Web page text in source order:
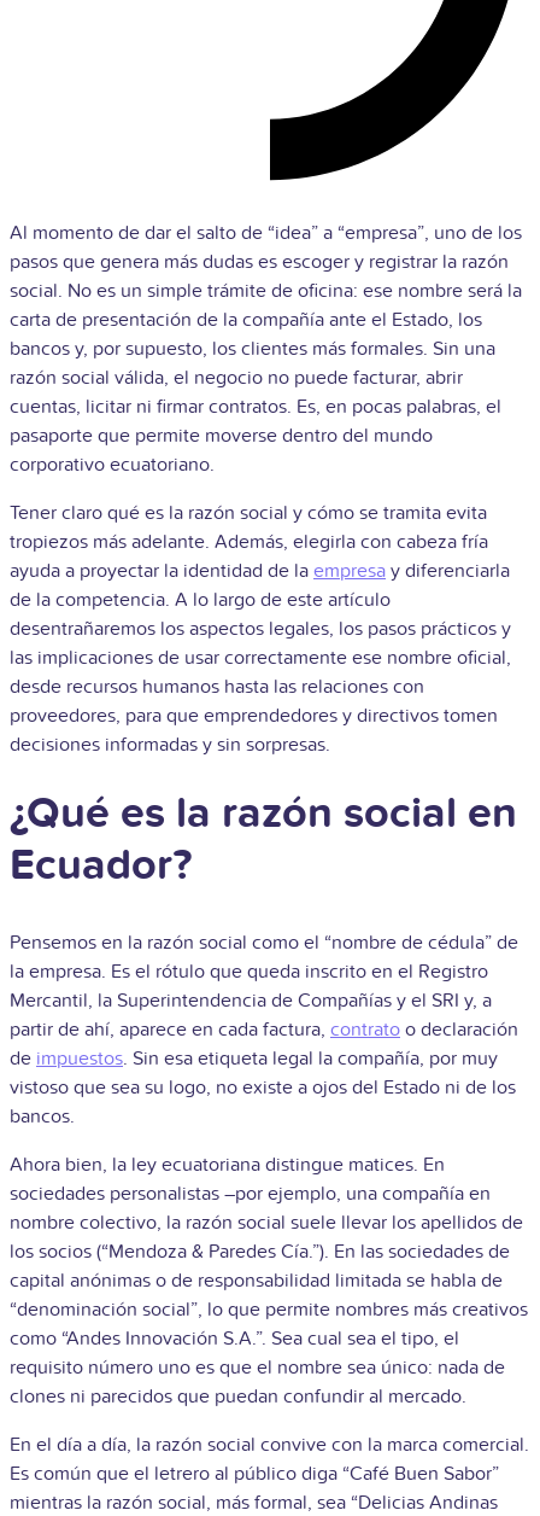
Al momento de dar el salto de “idea” a “empresa”, uno de los
pasos que genera más dudas es escoger y registrar la razón
social. No es un simple trámite de oficina: ese nombre será la
carta de presentación de la compañía ante el Estado, los
bancos y, por supuesto, los clientes más formales. Sin una
razón social válida, el negocio no puede facturar, abrir
cuentas, licitar ni firmar contratos. Es, en pocas palabras, el
pasaporte que permite moverse dentro del mundo
corporativo ecuatoriano.
Tener claro qué es la razón social y cómo se tramita evita
tropiezos más adelante. Además, elegirla con cabeza fría
ayuda a proyectar la identidad de la empresa y diferenciarla
de la competencia. A lo largo de este artículo
desentrañaremos los aspectos legales, los pasos prácticos y
las implicaciones de usar correctamente ese nombre oficial,
desde recursos humanos hasta las relaciones con
proveedores, para que emprendedores y directivos tomen
decisiones informadas y sin sorpresas.
¿Qué es la razón social en
Ecuador?
Pensemos en la razón social como el “nombre de cédula” de
la empresa. Es el rótulo que queda inscrito en el Registro
Mercantil, la Superintendencia de Compañías y el SRI y, a
partir de ahí, aparece en cada factura, contrato o declaración
de impuestos. Sin esa etiqueta legal la compañía, por muy
vistoso que sea su logo, no existe a ojos del Estado ni de los
bancos.
Ahora bien, la ley ecuatoriana distingue matices. En
sociedades personalistas –por ejemplo, una compañía en
nombre colectivo, la razón social suele llevar los apellidos de
los socios (“Mendoza & Paredes Cía.”). En las sociedades de
capital anónimas o de responsabilidad limitada se habla de
“denominación social”, lo que permite nombres más creativos
como “Andes Innovación S.A.”. Sea cual sea el tipo, el
requisito número uno es que el nombre sea único: nada de
clones ni parecidos que puedan confundir al mercado.
En el día a día, la razón social convive con la marca comercial.
Es común que el letrero al público diga “Café Buen Sabor”
mientras la razón social, más formal, sea “Delicias Andinas